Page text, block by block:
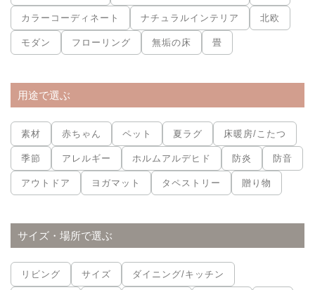
カラーコーディネート ナチュラルインテリア 北欧
モダン フローリング 無垢の床 畳
用途で選ぶ
素材 赤ちゃん ペット 夏ラグ 床暖房/こたつ
季節 アレルギー ホルムアルデヒド 防炎 防音
アウトドア ヨガマット タペストリー 贈り物
サイズ・場所で選ぶ
リビング サイズ ダイニング/キッチン